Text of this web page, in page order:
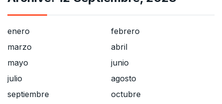
enero
febrero
marzo
abril
mayo
junio
julio
agosto
septiembre
octubre